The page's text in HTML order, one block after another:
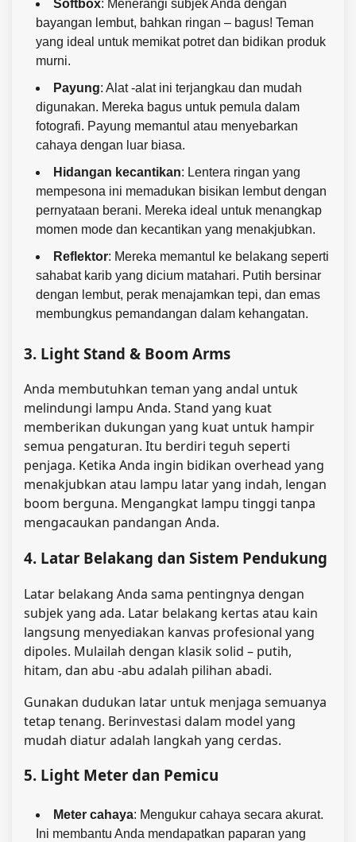
Softbox: Menerangi subjek Anda dengan
bayangan lembut, bahkan ringan – bagus! Teman
yang ideal untuk memikat potret dan bidikan produk
murni.
Payung: Alat -alat ini terjangkau dan mudah
digunakan. Mereka bagus untuk pemula dalam
fotografi. Payung memantul atau menyebarkan
cahaya dengan luar biasa.
Hidangan kecantikan: Lentera ringan yang
mempesona ini memadukan bisikan lembut dengan
pernyataan berani. Mereka ideal untuk menangkap
momen mode dan kecantikan yang menakjubkan.
Reflektor: Mereka memantul ke belakang seperti
sahabat karib yang dicium matahari. Putih bersinar
dengan lembut, perak menajamkan tepi, dan emas
membungkus pemandangan dalam kehangatan.
3. Light Stand & Boom Arms
Anda membutuhkan teman yang andal untuk
melindungi lampu Anda. Stand yang kuat
memberikan dukungan yang kuat untuk hampir
semua pengaturan. Itu berdiri teguh seperti
penjaga. Ketika Anda ingin bidikan overhead yang
menakjubkan atau lampu latar yang indah, lengan
boom berguna. Mengangkat lampu tinggi tanpa
mengacaukan pandangan Anda.
4. Latar Belakang dan Sistem Pendukung
Latar belakang Anda sama pentingnya dengan
subjek yang ada. Latar belakang kertas atau kain
langsung menyediakan kanvas profesional yang
dipoles. Mulailah dengan klasik solid – putih,
hitam, dan abu -abu adalah pilihan abadi.
Gunakan dudukan latar untuk menjaga semuanya
tetap tenang. Berinvestasi dalam model yang
mudah diatur adalah langkah yang cerdas.
5. Light Meter dan Pemicu
Meter cahaya: Mengukur cahaya secara akurat.
Ini membantu Anda mendapatkan paparan yang